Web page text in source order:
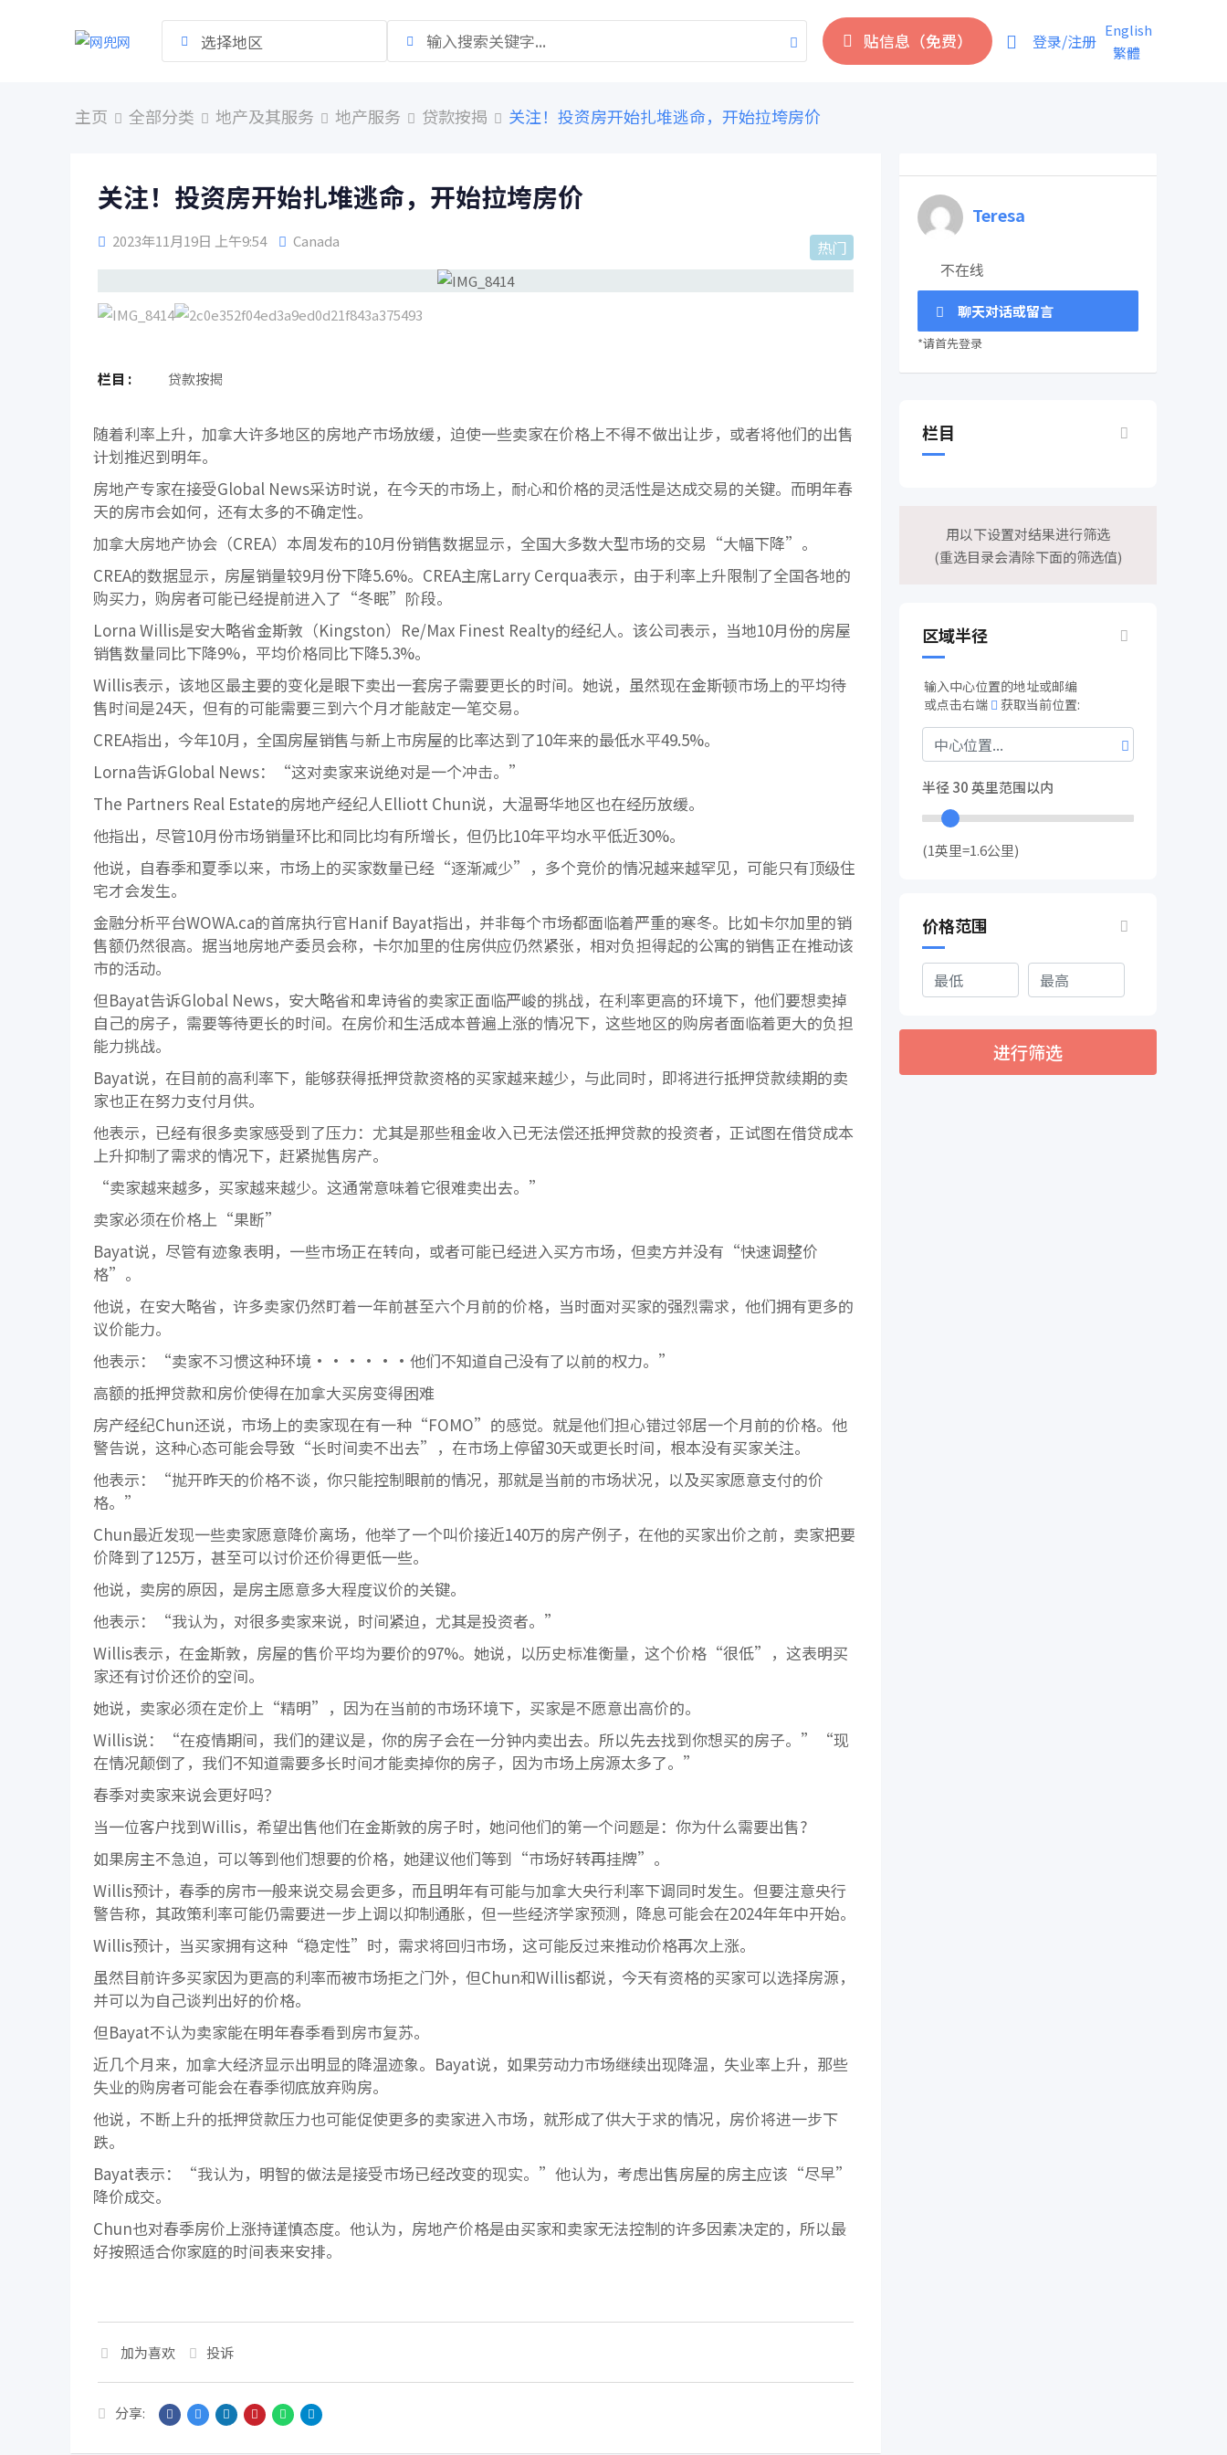
选择地区 贴信息（免费） 登录/注册
English
繁體
主页 全部分类 地产及其服务 地产服务 贷款按揭 关注！投资房开始扎堆逃命，开始拉垮房价
关注！投资房开始扎堆逃命，开始拉垮房价
2023年11月19日 上午9:54 Canada 热门
栏目 : 贷款按揭
随着利率上升，加拿大许多地区的房地产市场放缓，迫使一些卖家在价格上不得不做出让步，或者将他们的出售
计划推迟到明年。
房地产专家在接受Global News采访时说，在今天的市场上，耐心和价格的灵活性是达成交易的关键。而明年春
天的房市会如何，还有太多的不确定性。
加拿大房地产协会（CREA）本周发布的10月份销售数据显示，全国大多数大型市场的交易“大幅下降”。
CREA的数据显示，房屋销量较9月份下降5.6%。CREA主席Larry Cerqua表示，由于利率上升限制了全国各地的
购买力，购房者可能已经提前进入了“冬眠”阶段。
Lorna Willis是安大略省金斯敦（Kingston）Re/Max Finest Realty的经纪人。该公司表示，当地10月份的房屋
销售数量同比下降9%，平均价格同比下降5.3%。
Willis表示，该地区最主要的变化是眼下卖出一套房子需要更长的时间。她说，虽然现在金斯顿市场上的平均待
售时间是24天，但有的可能需要三到六个月才能敲定一笔交易。
CREA指出，今年10月，全国房屋销售与新上市房屋的比率达到了10年来的最低水平49.5%。
Lorna告诉Global News：“这对卖家来说绝对是一个冲击。”
The Partners Real Estate的房地产经纪人Elliott Chun说，大温哥华地区也在经历放缓。
他指出，尽管10月份市场销量环比和同比均有所增长，但仍比10年平均水平低近30%。
他说，自春季和夏季以来，市场上的买家数量已经“逐渐减少”，多个竞价的情况越来越罕见，可能只有顶级住
宅才会发生。
金融分析平台WOWA.ca的首席执行官Hanif Bayat指出，并非每个市场都面临着严重的寒冬。比如卡尔加里的销
售额仍然很高。据当地房地产委员会称，卡尔加里的住房供应仍然紧张，相对负担得起的公寓的销售正在推动该
市的活动。
但Bayat告诉Global News，安大略省和卑诗省的卖家正面临严峻的挑战，在利率更高的环境下，他们要想卖掉
自己的房子，需要等待更长的时间。在房价和生活成本普遍上涨的情况下，这些地区的购房者面临着更大的负担
能力挑战。
Bayat说，在目前的高利率下，能够获得抵押贷款资格的买家越来越少，与此同时，即将进行抵押贷款续期的卖
家也正在努力支付月供。
他表示，已经有很多卖家感受到了压力：尤其是那些租金收入已无法偿还抵押贷款的投资者，正试图在借贷成本
上升抑制了需求的情况下，赶紧抛售房产。
“卖家越来越多，买家越来越少。这通常意味着它很难卖出去。”
卖家必须在价格上“果断”
Bayat说，尽管有迹象表明，一些市场正在转向，或者可能已经进入买方市场，但卖方并没有“快速调整价
格”。
他说，在安大略省，许多卖家仍然盯着一年前甚至六个月前的价格，当时面对买家的强烈需求，他们拥有更多的
议价能力。
他表示：“卖家不习惯这种环境······他们不知道自己没有了以前的权力。”
高额的抵押贷款和房价使得在加拿大买房变得困难
房产经纪Chun还说，市场上的卖家现在有一种“FOMO”的感觉。就是他们担心错过邻居一个月前的价格。他
警告说，这种心态可能会导致“长时间卖不出去”，在市场上停留30天或更长时间，根本没有买家关注。
他表示：“抛开昨天的价格不谈，你只能控制眼前的情况，那就是当前的市场状况，以及买家愿意支付的价
格。”
Chun最近发现一些卖家愿意降价离场，他举了一个叫价接近140万的房产例子，在他的买家出价之前，卖家把要
价降到了125万，甚至可以讨价还价得更低一些。
他说，卖房的原因，是房主愿意多大程度议价的关键。
他表示：“我认为，对很多卖家来说，时间紧迫，尤其是投资者。”
Willis表示，在金斯敦，房屋的售价平均为要价的97%。她说，以历史标准衡量，这个价格“很低”，这表明买
家还有讨价还价的空间。
她说，卖家必须在定价上“精明”，因为在当前的市场环境下，买家是不愿意出高价的。
Willis说：“在疫情期间，我们的建议是，你的房子会在一分钟内卖出去。所以先去找到你想买的房子。”“现
在情况颠倒了，我们不知道需要多长时间才能卖掉你的房子，因为市场上房源太多了。”
春季对卖家来说会更好吗？
当一位客户找到Willis，希望出售他们在金斯敦的房子时，她问他们的第一个问题是：你为什么需要出售?
如果房主不急迫，可以等到他们想要的价格，她建议他们等到“市场好转再挂牌”。
Willis预计，春季的房市一般来说交易会更多，而且明年有可能与加拿大央行利率下调同时发生。但要注意央行
警告称，其政策利率可能仍需要进一步上调以抑制通胀，但一些经济学家预测，降息可能会在2024年年中开始。
Willis预计，当买家拥有这种“稳定性”时，需求将回归市场，这可能反过来推动价格再次上涨。
虽然目前许多买家因为更高的利率而被市场拒之门外，但Chun和Willis都说，今天有资格的买家可以选择房源，
并可以为自己谈判出好的价格。
但Bayat不认为卖家能在明年春季看到房市复苏。
近几个月来，加拿大经济显示出明显的降温迹象。Bayat说，如果劳动力市场继续出现降温，失业率上升，那些
失业的购房者可能会在春季彻底放弃购房。
他说，不断上升的抵押贷款压力也可能促使更多的卖家进入市场，就形成了供大于求的情况，房价将进一步下
跌。
Bayat表示：“我认为，明智的做法是接受市场已经改变的现实。”他认为，考虑出售房屋的房主应该“尽早”
降价成交。
Chun也对春季房价上涨持谨慎态度。他认为，房地产价格是由买家和卖家无法控制的许多因素决定的，所以最
好按照适合你家庭的时间表来安排。
加为喜欢 投诉
分享:
Teresa
不在线
聊天对话或留言
*请首先登录
栏目
用以下设置对结果进行筛选
(重选目录会清除下面的筛选值)
区域半径
输入中心位置的地址或邮编
或点击右端
获取当前位置:
半径30英里范围以内
(1英里=1.6公里)
价格范围
进行筛选